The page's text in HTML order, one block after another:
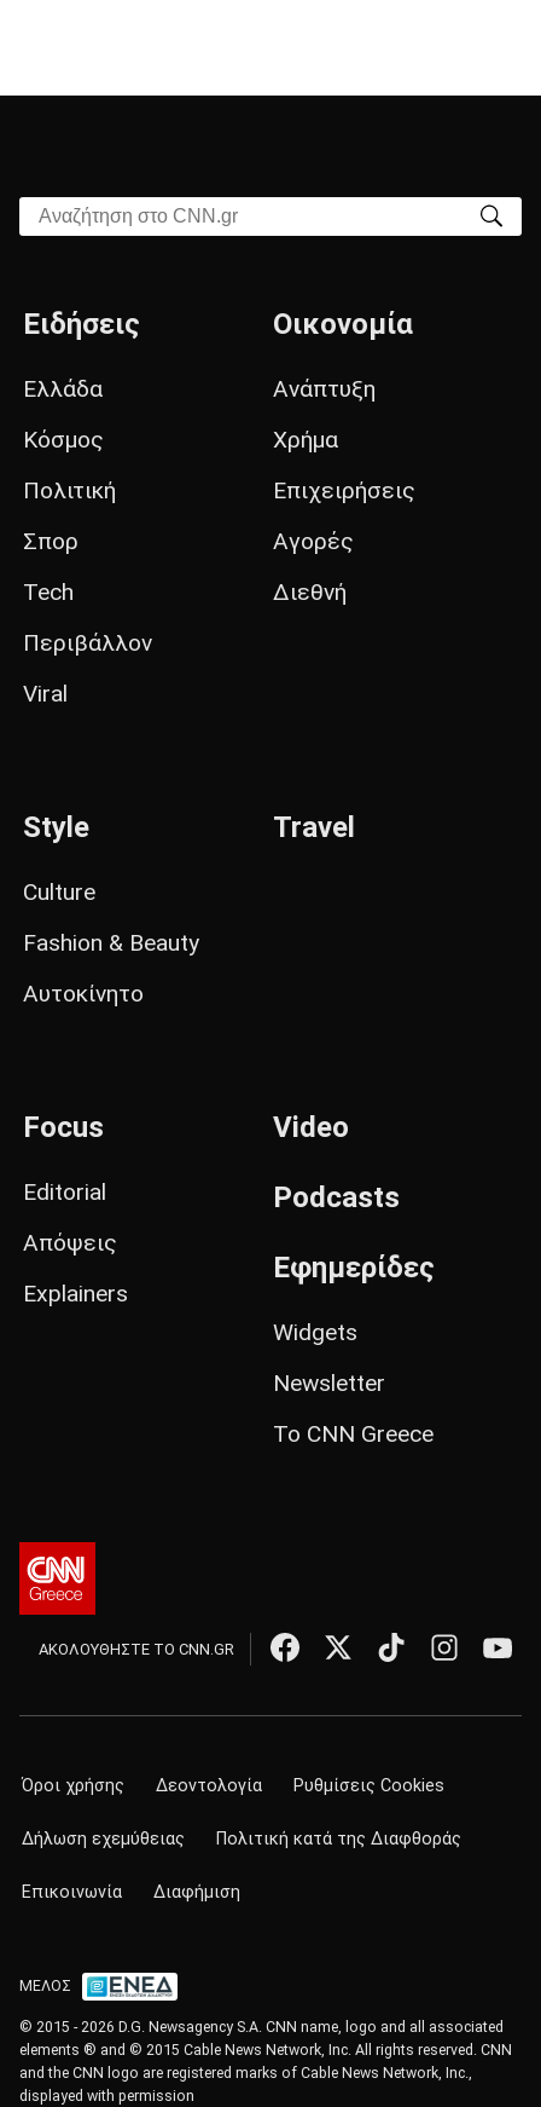
Αναζήτηση στο CNN.gr
Ειδήσεις
Ελλάδα
Κόσμος
Πολιτική
Σπορ
Tech
Περιβάλλον
Viral
Οικονομία
Ανάπτυξη
Χρήμα
Επιχειρήσεις
Αγορές
Διεθνή
Style
Culture
Fashion & Beauty
Αυτοκίνητο
Travel
Focus
Editorial
Απόψεις
Explainers
Video
Podcasts
Εφημερίδες
Widgets
Newsletter
Το CNN Greece
ΑΚΟΛΟΥΘΗΣΤΕ ΤΟ CNN.GR
Όροι χρήσης Δεοντολογία Ρυθμίσεις Cookies
Δήλωση εχεμύθειας Πολιτική κατά της Διαφθοράς
Επικοινωνία Διαφήμιση
ΜΕΛΟΣ
© 2015 - 2026 D.G. Newsagency S.A. CNN name, logo and all associated
elements ® and © 2015 Cable News Network, Inc. All rights reserved. CNN
and the CNN logo are registered marks of Cable News Network, Inc.,
displayed with permission